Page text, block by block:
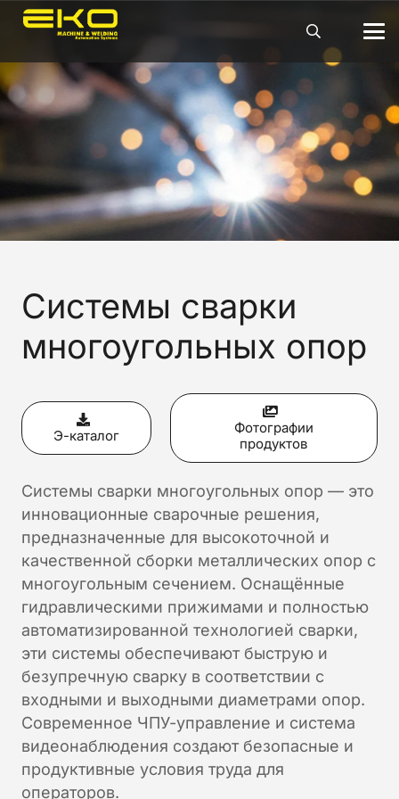
Системы сварки
многоугольных опор
Э-каталог
Фотографии
продуктов
Системы сварки многоугольных опор — это
инновационные сварочные решения,
предназначенные для высокоточной и
качественной сборки металлических опор с
многоугольным сечением. Оснащённые
гидравлическими прижимами и полностью
автоматизированной технологией сварки,
эти системы обеспечивают быструю и
безупречную сварку в соответствии с
входными и выходными диаметрами опор.
Современное ЧПУ-управление и система
видеонаблюдения создают безопасные и
продуктивные условия труда для
операторов.